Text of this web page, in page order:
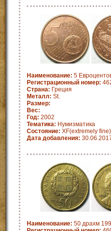
Наименование: 5
Регистрационный номер:
Страна: Греция
Металл: St.
Размер:
Вес:
Год: 2002
Тематика: Нумизматика
Состояние: XF(extremely fine)
Дата добавления:
Наименование: 50 драхм